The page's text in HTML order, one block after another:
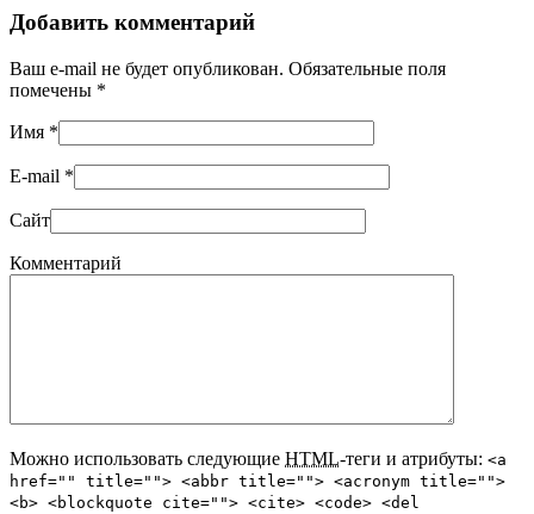
Добавить комментарий
Ваш e-mail не будет опубликован. Обязательные поля
помечены *
Имя *
E-mail *
Сайт
Комментарий
Можно использовать следующие HTML-теги и атрибуты: <a
href="" title=""> <abbr title=""> <acronym title="">
<b> <blockquote cite=""> <cite> <code> <del